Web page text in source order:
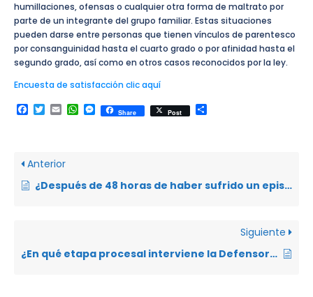
humillaciones, ofensas o cualquier otra forma de maltrato por
parte de un integrante del grupo familiar. Estas situaciones
pueden darse entre personas que tienen vínculos de parentesco
por consanguinidad hasta el cuarto grado o por afinidad hasta el
segundo grado, así como en otros casos reconocidos por la ley.
Encuesta de satisfacción clic aquí
Facebook
Twitter
EmailWhatsApp
Messenger
Share Post
Anterior
¿Después de 48 horas de haber sufrido un episodio de violencia intrafamiliar, la víctima puede interponer una denuncia?
Siguiente
¿En qué etapa procesal interviene la Defensoría Pública en el patrocinio de las víctimas?